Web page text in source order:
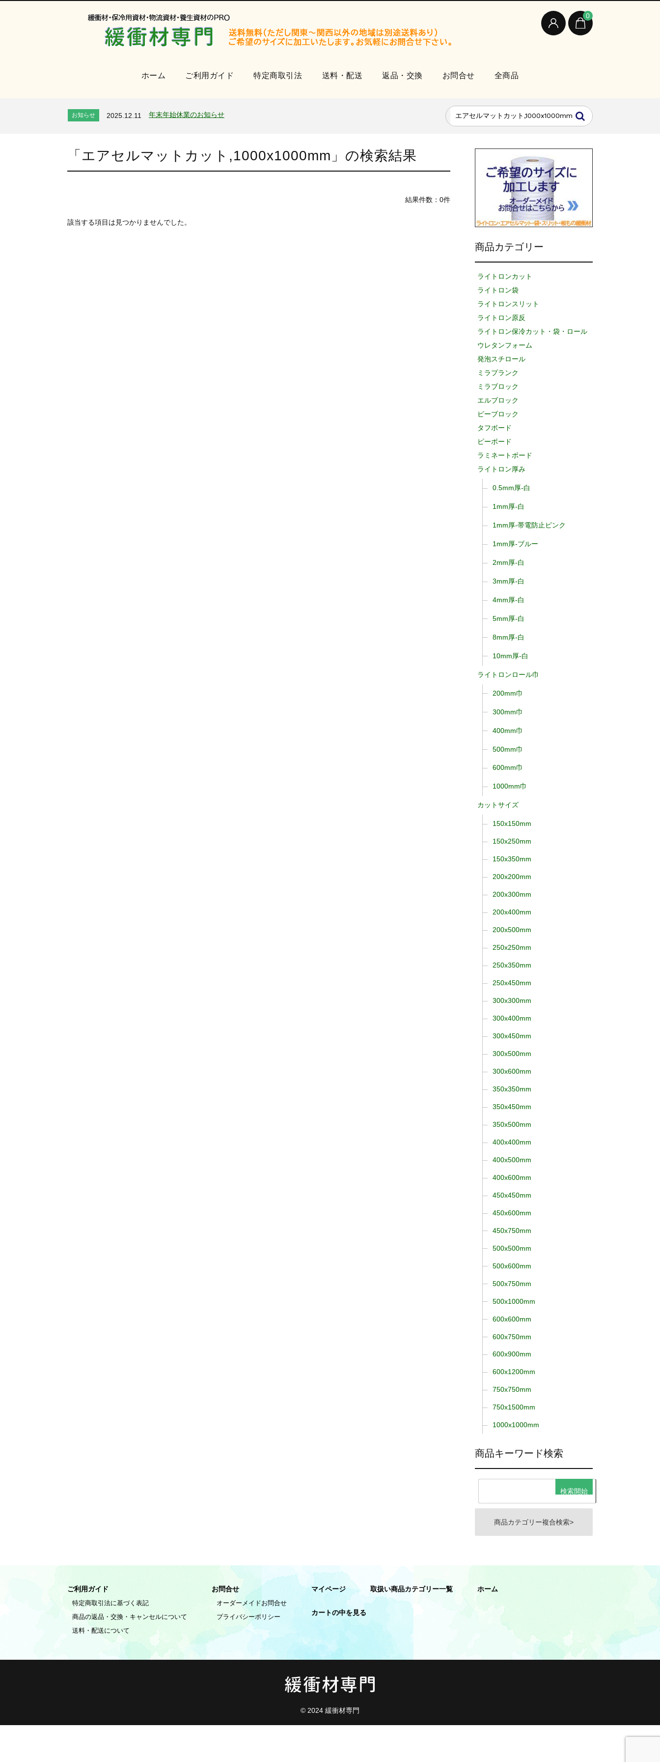
0
ホーム ご利用ガイド 特定商取引法 送料・配送 返品・交換 お問合せ 全商品
お知らせ 2025.12.11 年末年始休業のお知らせ
お知らせ 2024.2.27 オンラインショップを開設いたしました。
お知らせ 2024.2.27 オンラインショップを開設いたしました。
「 エアセルマットカット,1000x1000mm 」の検索結果
結果件数：0件
該当する項目は見つかりませんでした。
商品カテゴリー
ライトロンカット
ライトロン袋
ライトロンスリット
ライトロン原反
ライトロン保冷カット・袋・ロール
ウレタンフォーム
発泡スチロール
ミラプランク
ミラブロック
エルブロック
ピーブロック
タフボード
ピーボード
ラミネートボード
ライトロン厚み
0.5mm厚-白
1mm厚-白
1mm厚-帯電防止ピンク
1mm厚-ブルー
2mm厚-白
3mm厚-白
4mm厚-白
5mm厚-白
8mm厚-白
10mm厚-白
ライトロンロール巾
200mm巾
300mm巾
400mm巾
500mm巾
600mm巾
1000mm巾
カットサイズ
150x150mm
150x250mm
150x350mm
200x200mm
200x300mm
200x400mm
200x500mm
250x250mm
250x350mm
250x450mm
300x300mm
300x400mm
300x450mm
300x500mm
300x600mm
350x350mm
350x450mm
350x500mm
400x400mm
400x500mm
400x600mm
450x450mm
450x600mm
450x750mm
500x500mm
500x600mm
500x750mm
500x1000mm
600x600mm
600x750mm
600x900mm
600x1200mm
750x750mm
750x1500mm
1000x1000mm
商品キーワード検索
商品カテゴリー複合検索>
ご利用ガイド
特定商取引法に基づく表記
商品の返品・交換・キャンセルについて
送料・配送について
お問合せ
オーダーメイドお問合せ
プライバシーポリシー
マイページ 取扱い商品カテゴリー一覧 ホーム
カートの中を見る
© 2024 緩衝材専門